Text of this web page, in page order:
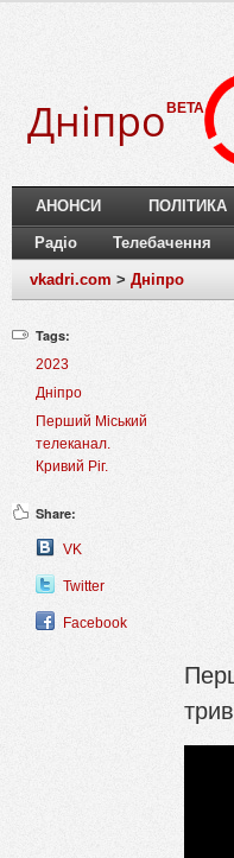
Дніпро BETA
АНОНСИ ПОЛІТИКА
Радіо Телебачення
vkadri.com > Дніпро
Tags:
2023
Дніпро
Перший Міський
телеканал.
Кривий Ріг.
Share:
VK
Twitter
Facebook